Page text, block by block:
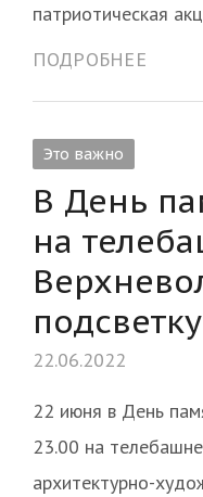
патриотическая
ПОДРОБНЕЕ
Это важно
В День
на
подсветку
22.06.2022
22 июня в День
23.00 на
архитектурно-